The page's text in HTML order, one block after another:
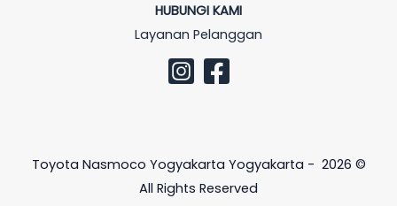
HUBUNGI KAMI
Layanan Pelanggan
Toyota Nasmoco Yogyakarta Yogyakarta - 2026 ©
All Rights Reserved